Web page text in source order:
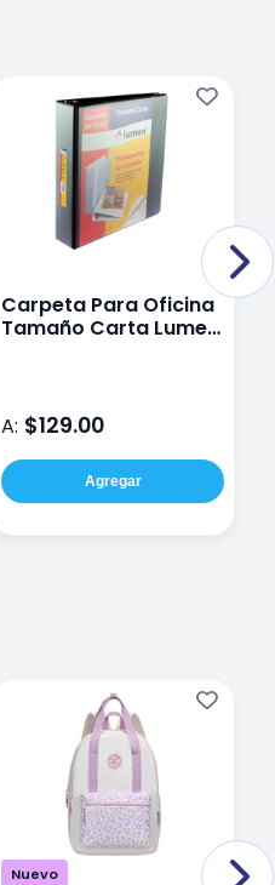
Carpeta Para Oficina
Tamaño Carta Lumen
A: $129.00
Agregar
Nuevo